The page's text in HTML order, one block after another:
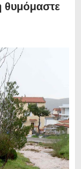
θυμόμαστε